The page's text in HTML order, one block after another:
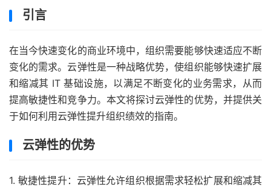
引言
在当今快速变化的商业环境中，组织需要能够快速适应不断
变化的需求。云弹性是一种战略优势，使组织能够快速扩展
和缩减其 IT 基础设施，以满足不断变化的业务需求，从而
提高敏捷性和竞争力。本文将探讨云弹性的优势，并提供关
于如何利用云弹性提升组织绩效的指南。
云弹性的优势
1. 敏捷性提升：云弹性允许组织根据需求轻松扩展和缩减其